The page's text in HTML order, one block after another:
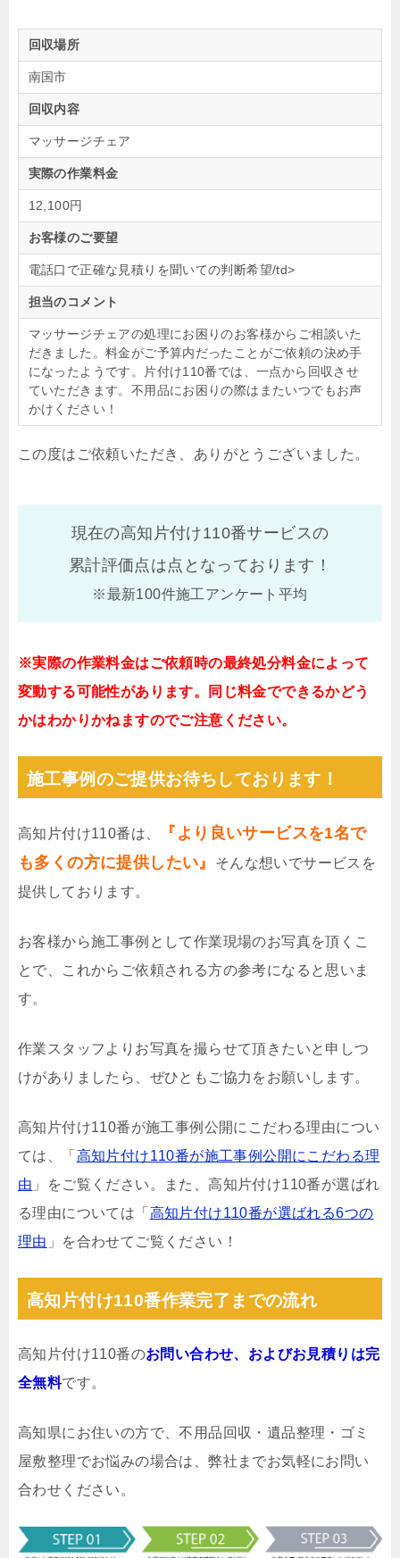
回収場所
南国市
回収内容
マッサージチェア
実際の作業料金
12,100円
お客様のご要望
電話口で正確な見積りを聞いての判断希望/td>
担当のコメント
マッサージチェアの処理にお困りのお客様からご相談いた
だきました。料金がご予算内だったことがご依頼の決め手
になったようです。片付け110番では、一点から回収させ
ていただきます。不用品にお困りの際はまたいつでもお声
かけください！
この度はご依頼いただき、ありがとうございました。
現在の高知片付け110番サービスの
累計評価点は点となっております！
※最新100件施工アンケート平均
※実際の作業料金はご依頼時の最終処分料金によって
変動する可能性があります。同じ料金でできるかどう
かはわかりかねますのでご注意ください。
施工事例のご提供お待ちしております！
高知片付け110番は、
『より良いサービスを1名で
も多くの方に提供したい』
そんな想いでサービスを
提供しております。
お客様から施工事例として作業現場のお写真を頂くこ
とで、これからご依頼される方の参考になると思いま
す。
作業スタッフよりお写真を撮らせて頂きたいと申しつ
けがありましたら、ぜひともご協力をお願いします。
高知片付け110番が施工事例公開にこだわる理由につい
ては、「 高知片付け110番が施工事例公開にこだわる理
由 」をご覧ください。また、高知片付け110番が選ばれ
る理由については「 高知片付け110番が選ばれる6つの
理由 」を合わせてご覧ください！
高知片付け110番作業完了までの流れ
高知片付け110番のお問い合わせ、およびお見積りは完
全無料です。
高知県にお住いの方で、不用品回収・遺品整理・ゴミ
屋敷整理でお悩みの場合は、弊社までお気軽にお問い
合わせください。